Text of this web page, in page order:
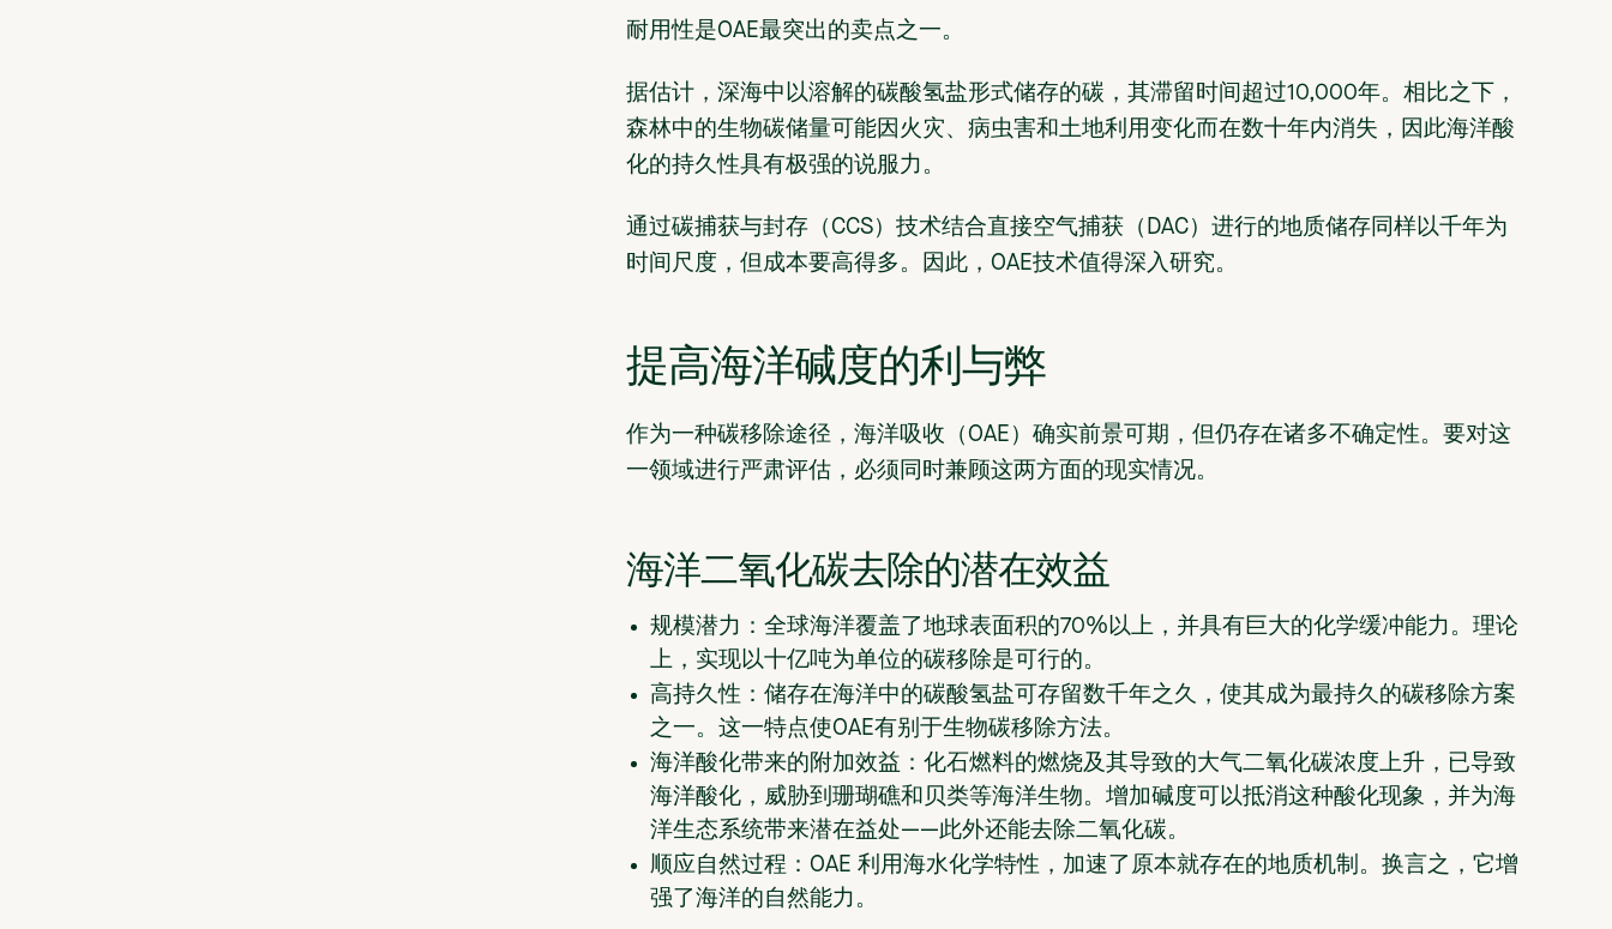
耐用性是OAE最突出的卖点之一。
据估计，深海中以溶解的碳酸氢盐形式储存的碳，其滞留时间超过10,000年。相比之下，
森林中的生物碳储量可能因火灾、病虫害和土地利用变化而在数十年内消失，因此海洋酸
化的持久性具有极强的说服力。
通过碳捕获与封存（CCS）技术结合直接空气捕获（DAC）进行的地质储存同样以千年为
时间尺度，但成本要高得多。因此，OAE技术值得深入研究。
提高海洋碱度的利与弊
作为一种碳移除途径，海洋吸收（OAE）确实前景可期，但仍存在诸多不确定性。要对这
一领域进行严肃评估，必须同时兼顾这两方面的现实情况。
海洋二氧化碳去除的潜在效益
规模潜力： 全球海洋覆盖了地球表面积的70%以上，并具有巨大的化学缓冲能力。理论
上，实现以十亿吨为单位的碳移除是可行的。
高持久性： 储存在海洋中的碳酸氢盐可存留数千年之久，使其成为最持久的碳移除方案
之一。这一特点使OAE有别于生物碳移除方法。
海洋酸化带来的附加效益： 化石燃料的燃烧及其导致的大气二氧化碳浓度上升，已导致
海洋酸化，威胁到珊瑚礁和贝类等海洋生物。增加碱度可以抵消这种酸化现象，并为海
洋生态系统带来潜在益处——此外还能去除二氧化碳。
顺应自然过程： OAE 利用海水化学特性，加速了原本就存在的地质机制。换言之，它增
强了海洋的自然能力。